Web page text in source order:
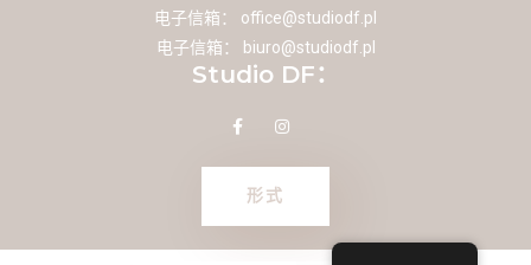
电子信箱： office@studiodf.pl
电子信箱：
biuro@studiodf.pl
Studio DF：
形式